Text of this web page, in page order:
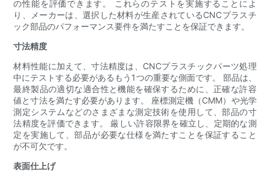
の性能を評価できます。 これらのテストを実施することによ
り、メーカーは、選択した材料が生産されているCNCプラスチ
ック部品のパフォーマンス要件を満たすことを保証できます。
寸法精度
材料性能に加えて、寸法精度は、CNCプラスチックパーツ処理
中にテストする必要があるもう1つの重要な側面です。 部品は、
最終製品の適切な適合性と機能を確保するために、正確な許容
値と寸法を満たす必要があります。 座標測定機（CMM）や光学
測定システムなどのさまざまな測定技術を使用して、部品の寸
法精度を評価できます。 厳しい許容限界を確立し、定期的な測
定を実施して、部品が必要な仕様を満たすことを保証すること
が不可欠です。
表面仕上げ